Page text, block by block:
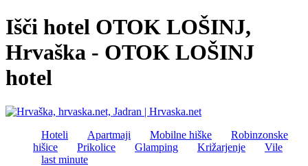
Išči hotel OTOK LOŠINJ,
Hrvaška - OTOK LOŠINJ
hotel
Hoteli Apartmaji Mobilne hiške
Robinzonske
hišice
Prikolice Glamping Križarjenje
Vile
last minute